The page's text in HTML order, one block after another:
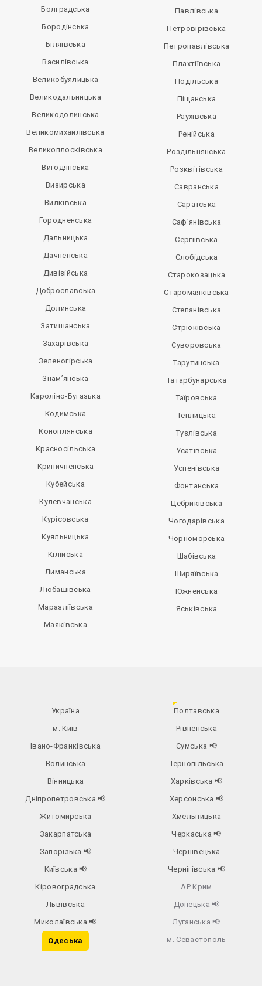
Болградська
Бородінська
Біляївська
Василівська
Великобуялицька
Великодальницька
Великодолинська
Великомихайлівська
Великоплосківська
Вигодянська
Визирська
Вилківська
Городненська
Дальницька
Дачненська
Дивізійська
Доброславська
Долинська
Затишанська
Захарівська
Зеленогірська
Знам’янська
Кароліно-Бугазька
Кодимська
Коноплянська
Красносільська
Криничненська
Кубейська
Кулевчанська
Курісовська
Куяльницька
Кілійська
Лиманська
Любашівська
Маразліївська
Маяківська
Павлівська
Петровірівська
Петропавлівська
Плахтіївська
Подільська
Піщанська
Раухівська
Ренійська
Роздільнянська
Розквітівська
Савранська
Саратська
Саф’янівська
Сергіївська
Слобідська
Старокозацька
Старомаяківська
Степанівська
Стрюківська
Суворовська
Тарутинська
Татарбунарська
Таїровська
Теплицька
Тузлівська
Усатівська
Успенівська
Фонтанська
Цебриківська
Чогодарівська
Чорноморська
Шабівська
Ширяївська
Южненська
Яськівська
Україна
м. Київ
Івано-Франківська
Волинська
Вінницька
Дніпропетровська📢
Житомирська
Закарпатська
Запорізька 📢
Київська📢
Кіровоградська
Львівська
Миколаївська📢
Одеська
Полтавська
Рівненська
Сумська 📢
Тернопільська
Харківська 📢
Херсонська 📢
Хмельницька
Черкаська📢
Чернівецька
Чернігівська 📢
АР Крим
Донецька 📢
Луганська 📢
м. Севастополь